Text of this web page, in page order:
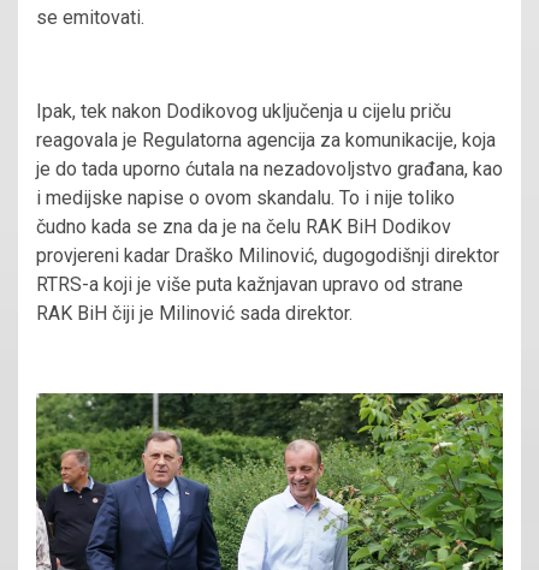
se emitovati.
Ipak, tek nakon Dodikovog uključenja u cijelu priču
reagovala je Regulatorna agencija za komunikacije, koja
je do tada uporno ćutala na nezadovoljstvo građana, kao
i medijske napise o ovom skandalu. To i nije toliko
čudno kada se zna da je na čelu RAK BiH Dodikov
provjereni kadar Draško Milinović, dugogodišnji direktor
RTRS-a koji je više puta kažnjavan upravo od strane
RAK BiH čiji je Milinović sada direktor.